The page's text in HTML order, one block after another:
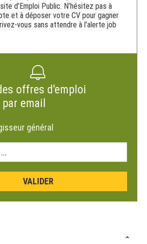
d’Emploi Public. N’hésitez pas à
et à déposer votre CV pour gagner
vous sans attendre à l’alerte job
offres d'emploi
email
général